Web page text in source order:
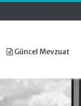
Güncel Mevzuat